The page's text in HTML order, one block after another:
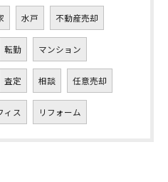
水戸 不動産売却
転勤 マンション
査定 相談 任意売却
ィス リフォーム